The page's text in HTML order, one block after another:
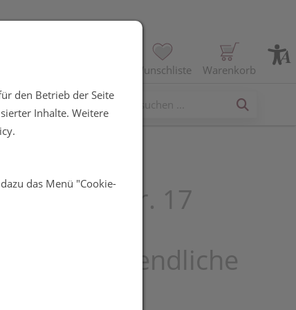
Wunschliste Warenkorb
Doskar Nr. 17
zum
für Jugendliche
den Betrieb der Seite
Inhalte. Weitere
das Menü "Cookie-